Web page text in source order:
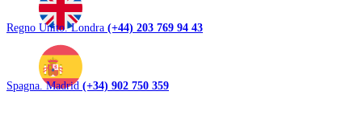
Regno Unito. Londra (+44) 203 769 94 43
Spagna. Madrid (+34) 902 750 359